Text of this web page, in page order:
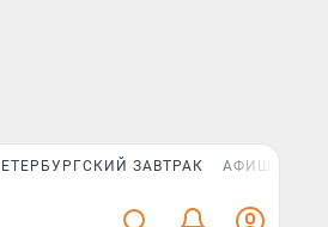
ЗАВТРАК АФИША PLUS